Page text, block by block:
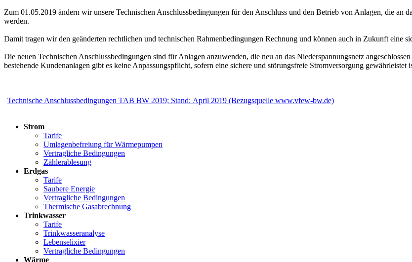
Zum 01.05.2019 ändern wir unsere Technischen Anschlussbedingungen für den Anschluss und den Betrieb von Anlagen, die an
werden.
Damit tragen wir den geänderten rechtlichen und technischen Rahmenbedingungen Rechnung und können auch in Zukunft eine
Die neuen Technischen Anschlussbedingungen sind für Anlagen anzuwenden, die neu an das Niederspannungsnetz
bestehende Kundenanlagen gibt es keine Anpassungspflicht, sofern eine sichere und störungsfreie Stromversorgung gewährleistet
Technische Anschlussbedingungen TAB BW 2019; Stand: April 2019 (Bezugsquelle www.vfew-bw.de)
Strom
Tarife
Umlagenbefreiung für Wärmepumpen
Vertragliche Bedingungen
Zählerablesung
Erdgas
Tarife
Saubere Energie
Vertragliche Bedingungen
Thermische Gasabrechnung
Trinkwasser
Tarife
Trinkwasseranalyse
Lebenselixier
Vertragliche Bedingungen
Wärme